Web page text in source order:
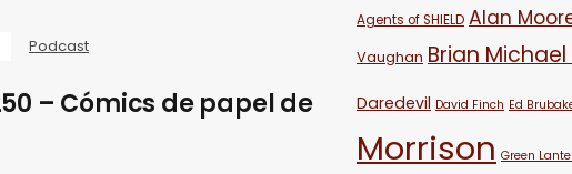
Podcast
– Cómics de papel de
Agents of SHIELD Alan
Vaughan Brian
Daredevil David Finch Ed
Morrison Green